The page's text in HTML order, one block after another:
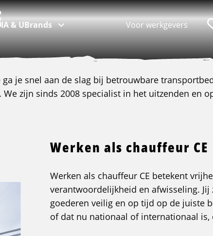
Populaire
Logistiek
Hef-/
Verhuizer
Bijrijder
Persoonlijke
Assistent
Assessments
Loopbaan
& UBrands Voor werkgevers
je snel aan de slag bij betrouwbare
zijn sinds 2008 specialist in het uitzenden en
Werken als chauffeur CE
Werken als chauffeur CE betekent
verantwoordelijkheid en afwisseling.
goederen veilig en op tijd op de juiste
of dat nu nationaal of internationaal is,